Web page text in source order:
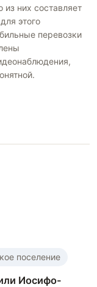
них составляет
этого
перевозки
поселение
Иосифо-